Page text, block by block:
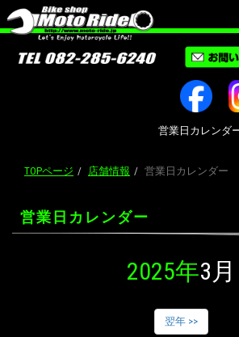
営業日カレンダ
TOPページ 店舗情報 営業日カレンダー
営業日カレンダー
2025年3月
翌年 >>